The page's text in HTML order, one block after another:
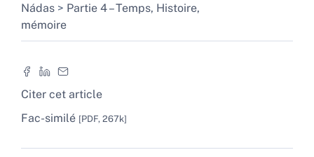
Nádas
Partie 4 – Temps, Histoire,
mémoire
Citer cet article
Fac-similé [PDF, 267k]